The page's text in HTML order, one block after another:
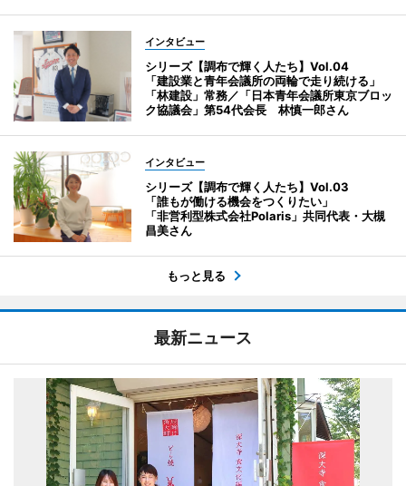
インタビュー
シリーズ【調布で輝く人たち】Vol.04
「建設業と青年会議所の両輪で走り続ける」
「林建設」常務／「日本青年会議所東京ブロッ
ク協議会」第54代会長 林慎一郎さん
インタビュー
シリーズ【調布で輝く人たち】Vol.03
「誰もが働ける機会をつくりたい」
「非営利型株式会社Polaris」共同代表・大槻
昌美さん
もっと見る
最新ニュース